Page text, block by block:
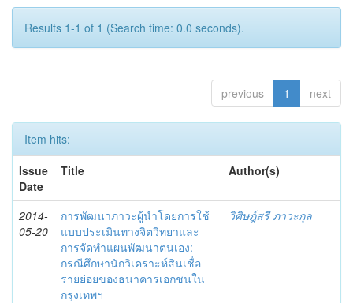
Results 1-1 of 1 (Search time: 0.0 seconds).
previous 1 next
Item hits:
Issue
Date
Title Author(s)
2014-
05-20
การพัฒนาภาวะผู้นำโดยการใช้
แบบประเมินทางจิตวิทยาและ
การจัดทำแผนพัฒนาตนเอง:
กรณีศึกษานักวิเคราะห์สินเชื่อ
รายย่อยของธนาคารเอกชนใน
กรุงเทพฯ
วิศิษฎ์สรี ภาวะกุล